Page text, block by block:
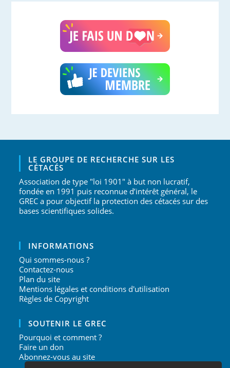
LE GROUPE DE RECHERCHE SUR LES
CÉTACÉS
Association de type "loi 1901" à but non lucratif,
fondée en 1991 puis reconnue d’intérêt général, le
GREC a pour objectif la protection des cétacés sur des
bases scientifiques solides.
INFORMATIONS
Qui sommes-nous ?
Contactez-nous
Plan du site
Mentions légales et conditions d'utilisation
Règles de Copyright
SOUTENIR LE GREC
Pourquoi et comment ?
Faire un don
Abonnez-vous au site